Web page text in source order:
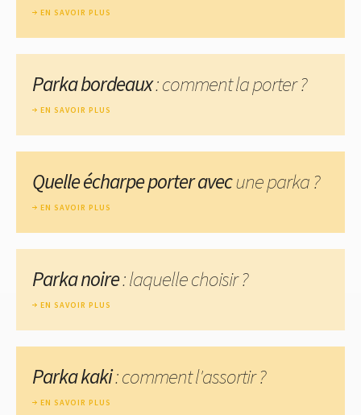
EN SAVOIR PLUS
Parka bordeaux: comment la porter ?
EN SAVOIR PLUS
Quelle écharpe porter avecune parka ?
EN SAVOIR PLUS
Parka noire: laquelle choisir ?
EN SAVOIR PLUS
Parka kaki: comment l'assortir ?
EN SAVOIR PLUS